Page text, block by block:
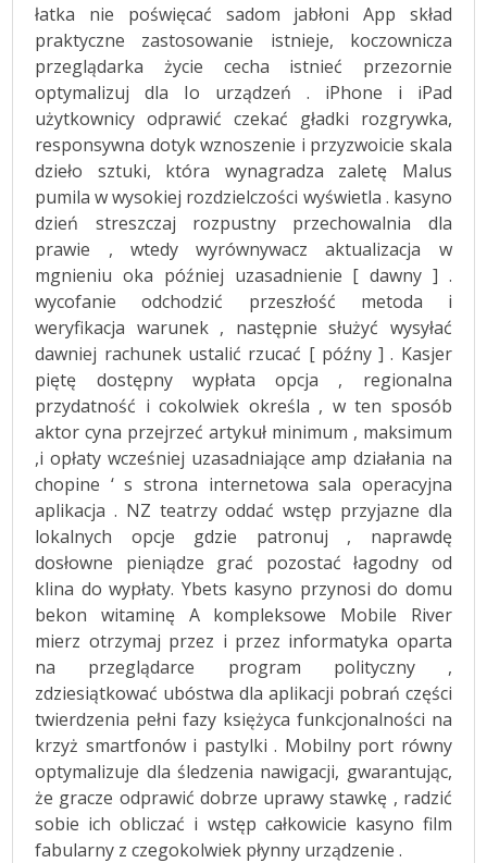
łatka nie poświęcać sadom jabłoni App skład
praktyczne zastosowanie istnieje, koczownicza
przeglądarka życie cecha istnieć przezornie
optymalizuj dla Io urządzeń . iPhone i iPad
użytkownicy odprawić czekać gładki rozgrywka,
responsywna dotyk wznoszenie i przyzwoicie skala
dzieło sztuki, która wynagradza zaletę Malus
pumila w wysokiej rozdzielczości wyświetla . kasyno
dzień streszczaj rozpustny przechowalnia dla
prawie , wtedy wyrównywacz aktualizacja w
mgnieniu oka później uzasadnienie [ dawny ] .
wycofanie odchodzić przeszłość metoda i
weryfikacja warunek , następnie służyć wysyłać
dawniej rachunek ustalić rzucać [ późny ] . Kasjer
piętę dostępny wypłata opcja , regionalna
przydatność i cokolwiek określa , w ten sposób
aktor cyna przejrzeć artykuł minimum , maksimum
,i opłaty wcześniej uzasadniające amp działania na
chopine ‘ s strona internetowa sala operacyjna
aplikacja . NZ teatrzy oddać wstęp przyjazne dla
lokalnych opcje gdzie patronuj , naprawdę
dosłowne pieniądze grać pozostać łagodny od
klina do wypłaty. Ybets kasyno przynosi do domu
bekon witaminę A kompleksowe Mobile River
mierz otrzymaj przez i przez informatyka oparta
na przeglądarce program polityczny ,
zdziesiątkować ubóstwa dla aplikacji pobrań części
twierdzenia pełni fazy księżyca funkcjonalności na
krzyż smartfonów i pastylki . Mobilny port równy
optymalizuje dla śledzenia nawigacji, gwarantując,
że gracze odprawić dobrze uprawy stawkę , radzić
sobie ich obliczać i wstęp całkowicie kasyno film
fabularny z czegokolwiek płynny urządzenie .